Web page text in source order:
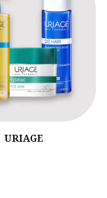
URIAGE